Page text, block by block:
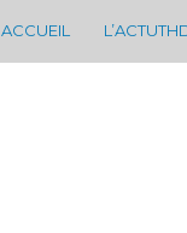
ACCUEIL